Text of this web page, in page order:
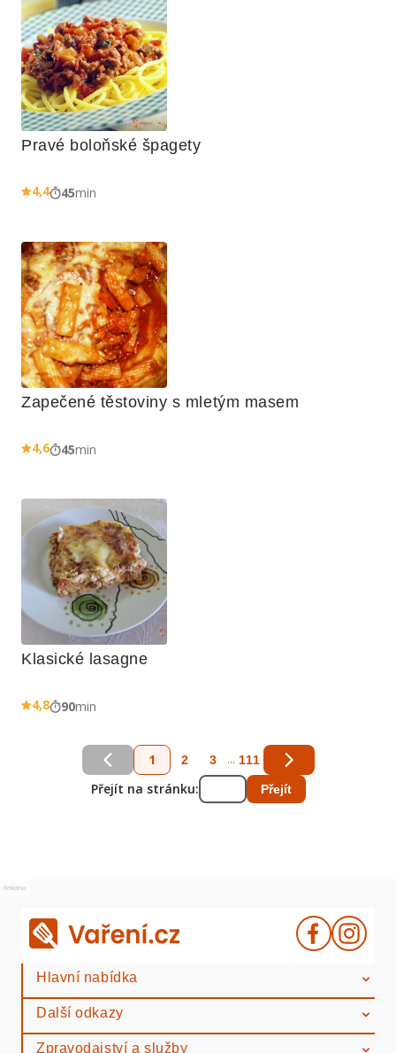
Pravé boloňské špagety
4,4 45min
Zapečené těstoviny s mletým masem
4,6 45min
Klasické lasagne
4,8 90min
1 2 3 ... 111
Přejít na stránku: Přejít
Reklama
Hlavní nabídka
Další odkazy
Zpravodajství a služby